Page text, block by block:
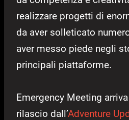
realizzare progetti di
da aver solleticato
aver messo piede negli
principali piattaforme.
Emergency Meeting
rilascio dall’Adventure